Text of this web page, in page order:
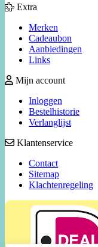
Extra
Merken
Cadeaubon
Aanbiedingen
Links
Mijn account
Inloggen
Bestelhistorie
Verlanglijst
Klantenservice
Contact
Sitemap
Klachtenregeling